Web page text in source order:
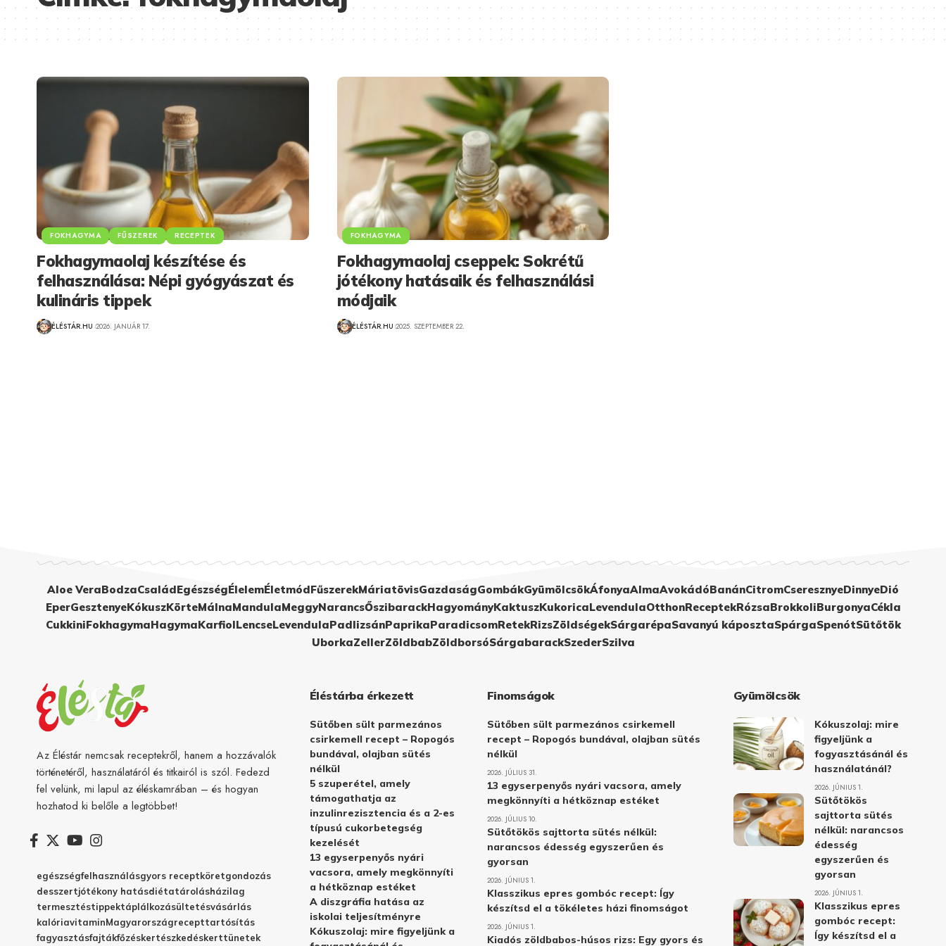
FOKHAGYMA FŰSZEREK RECEPTEK
Fokhagymaolaj készítése és
felhasználása: Népi gyógyászat és
kulináris tippek
ÉLÉSTÁR.HU 2026. JANUÁR 17.
FOKHAGYMA
Fokhagymaolaj cseppek: Sokrétű
jótékony hatásaik és felhasználási
módjaik
ÉLÉSTÁR.HU 2025. SZEPTEMBER 22.
Aloe VeraBodzaCsaládEgészségÉlelemÉletmódFűszerekMáriatövisGazdaságGombákGyümölcsökÁfonyaAlmaAvokádóBanánCitromCseresznyeDinnyeDió
EperGesztenyeKókuszKörteMálnaMandulaMeggyNarancsŐszibarackHagyományKaktuszKukoricaLevendulaOtthonReceptekRózsaBrokkoliBurgonyaCékla
CukkiniFokhagymaHagymaKarfiolLencseLevendulaPadlizsánPaprikaParadicsomRetekRizsZöldségekSárgarépaSavanyú káposztaSpárgaSpenótSütőtök
UborkaZellerZöldbabZöldborsóSárgabarackSzederSzilva
Az Éléstár nemcsak receptekről, hanem a hozzávalók
történetéről, használatáról és titkairól is szól. Fedezd
fel velünk, mi lapul az éléskamrában – és hogyan
hozhatod ki belőle a legtöbbet!
egészségfelhasználásgyors receptköretgondozás
desszertjótékony hatásdiétatárolásházilag
termesztéstippektáplálkozásültetésvásárlás
kalóriavitaminMagyarországrecepttartósítás
fagyasztásfajtákfőzéskertészkedéskerttünetek
Éléstárba érkezett
Sütőben sült parmezános
csirkemell recept – Ropogós
bundával, olajban sütés
nélkül
5 szuperétel, amely
támogathatja az
inzulinrezisztencia és a 2-es
típusú cukorbetegség
kezelését
13 egyserpenyős nyári
vacsora, amely megkönnyíti
a hétköznap estéket
A diszgráfia hatása az
iskolai teljesítményre
Kókuszolaj: mire figyeljünk a
Finomságok
Sütőben sült parmezános csirkemell
recept – Ropogós bundával, olajban sütés
nélkül
2026. JÚLIUS 31.
13 egyserpenyős nyári vacsora, amely
megkönnyíti a hétköznap estéket
2026. JÚLIUS 10.
Sütőtökös sajttorta sütés nélkül:
narancsos édesség egyszerűen és
gyorsan
2026. JÚNIUS 1.
Klasszikus epres gombóc recept: Így
készítsd el a tökéletes házi finomságot
2026. JÚNIUS 1.
Kiadós zöldbabos-húsos rizs: Egy gyors és
Gyümölcsök
Kókuszolaj: mire
figyeljünk a
fogyasztásánál és
használatánál?
2026. JÚNIUS 1.
Sütőtökös
sajttorta sütés
nélkül: narancsos
édesség
egyszerűen és
gyorsan
2026. JÚNIUS 1.
Klasszikus epres
gombóc recept:
Így készítsd el a